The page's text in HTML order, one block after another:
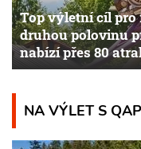
Top výletní cíl pro
druhou polovinu
nabízí přes 80
NA VÝLET S